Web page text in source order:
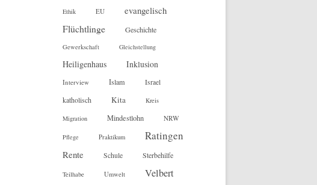
Ethik EU evangelisch
Flüchtlinge Geschichte
Gewerkschaft Gleichstellung
Heiligenhaus Inklusion
Interview Islam Israel
katholisch Kita Kreis
Migration Mindestlohn NRW
Pflege Praktikum Ratingen
Rente Schule Sterbehilfe
Teilhabe Umwelt Velbert